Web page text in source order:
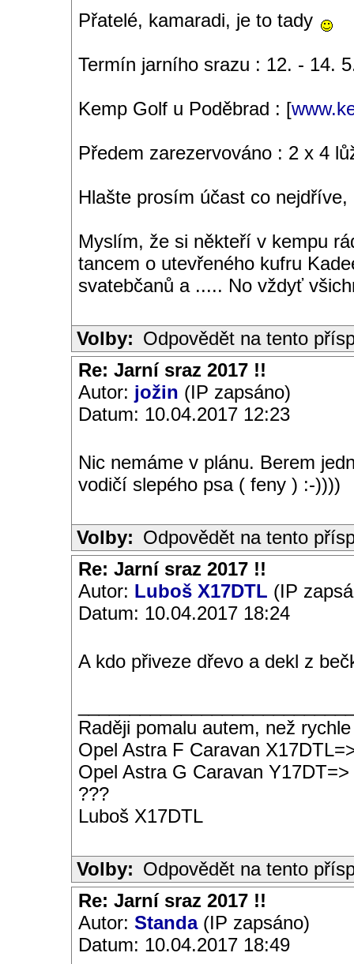
Přatelé, kamaradi, je to tady
Termín jarního srazu : 12. - 14.
Kemp Golf u Poděbrad : [
Předem zarezervováno : 2 x 4
Hlašte prosím účast co
Myslím, že si někteří v kempu
tancem o utevřeného kufru
svatebčanů a ..... No vždyť
Volby: Odpovědět na tento
Re: Jarní sraz 2017 !!
Autor: jožin (IP zapsáno)
Datum: 10.04.2017 12:23
Nic nemáme v plánu. Berem
vodičí slepého psa ( feny ) :-))))
Volby: Odpovědět na tento
Re: Jarní sraz 2017 !!
Autor: Luboš X17DTL (IP
Datum: 10.04.2017 18:24
A kdo přiveze dřevo a dekl z
Raději pomalu autem, než
Opel Astra F Caravan
Opel Astra G Caravan Y17DT=>
???
Luboš X17DTL
Volby: Odpovědět na tento
Re: Jarní sraz 2017 !!
Autor: Standa(IP zapsáno)
Datum: 10.04.2017 18:49